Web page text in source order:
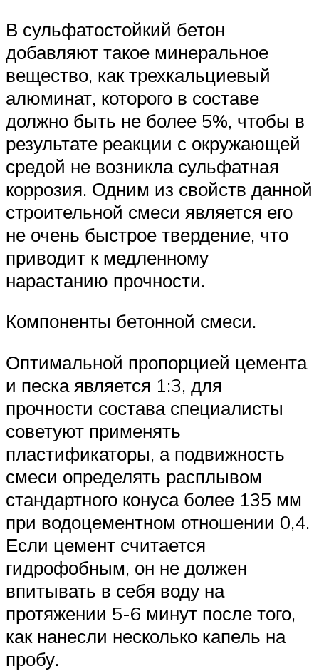
В сульфатостойкий бетон
добавляют такое минеральное
вещество, как трехкальциевый
алюминат, которого в составе
должно быть не более 5%, чтобы в
результате реакции с окружающей
средой не возникла сульфатная
коррозия. Одним из свойств данной
строительной смеси является его
не очень быстрое твердение, что
приводит к медленному
нарастанию прочности.
Компоненты бетонной смеси.
Оптимальной пропорцией цемента
и песка является 1:3, для
прочности состава специалисты
советуют применять
пластификаторы, а подвижность
смеси определять расплывом
стандартного конуса более 135 мм
при водоцементном отношении 0,4.
Если цемент считается
гидрофобным, он не должен
впитывать в себя воду на
протяжении 5-6 минут после того,
как нанесли несколько капель на
пробу.